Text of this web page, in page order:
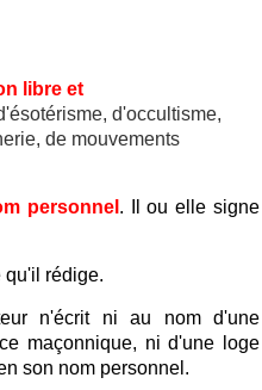
libre et
d'occultisme,
de mouvements
personnel . Il ou elle signe
qu'il rédige.
n'écrit ni au nom d'une
maçonnique, ni d'une loge
son nom personnel.